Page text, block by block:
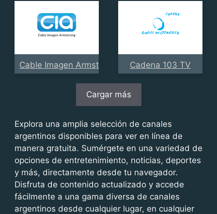
Cable Imagen Armstrong Cadena 103 TV
Cargar más
Explora una amplia selección de canales
argentinos disponibles para ver en línea de
manera gratuita. Sumérgete en una variedad de
opciones de entretenimiento, noticias, deportes
y más, directamente desde tu navegador.
Disfruta de contenido actualizado y accede
fácilmente a una gama diversa de canales
argentinos desde cualquier lugar, en cualquier